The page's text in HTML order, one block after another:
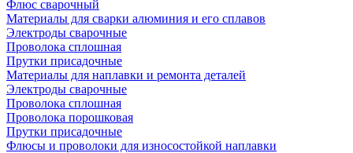
Флюс сварочный
Материалы для сварки алюминия и его сплавов
Электроды сварочные
Проволока сплошная
Прутки присадочные
Материалы для наплавки и ремонта деталей
Электроды сварочные
Проволока сплошная
Проволока порошковая
Прутки присадочные
Флюсы и проволоки для износостойкой наплавки